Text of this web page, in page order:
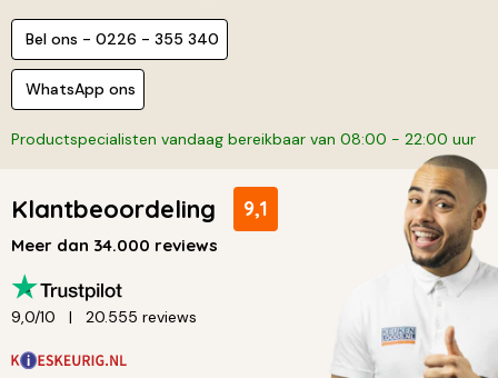
Bel ons - 0226 - 355 340
WhatsApp ons
Productspecialisten vandaag bereikbaar van 08:00 - 22:00 uur
Klantbeoordeling 9,1
Meer dan 34.000 reviews
9,0/10 20.555 reviews